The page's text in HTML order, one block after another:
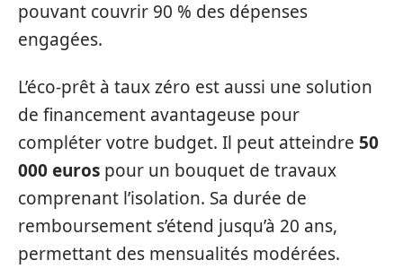
pouvant couvrir 90 % des dépenses
engagées.
L’éco-prêt à taux zéro est aussi une solution
de financement avantageuse pour
compléter votre budget. Il peut atteindre 50
000 euros pour un bouquet de travaux
comprenant l’isolation. Sa durée de
remboursement s’étend jusqu’à 20 ans,
permettant des mensualités modérées.